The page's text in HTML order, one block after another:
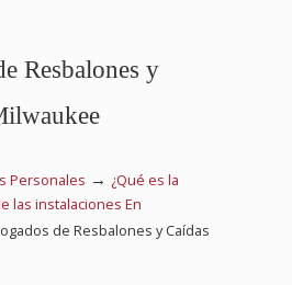
Resbalones y
Personales → ¿Qué es la
las instalaciones En
de Resbalones y Caídas